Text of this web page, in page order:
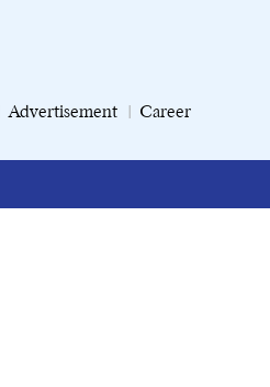
Advertisement Career